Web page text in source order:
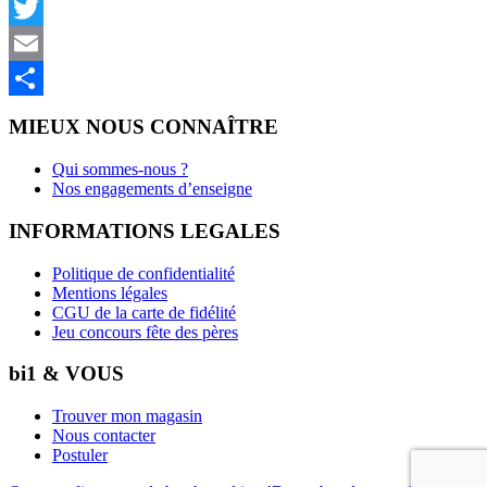
Facebook
Twitter
Email
MIEUX NOUS CONNAÎTRE
Qui sommes-nous ?
Nos engagements d’enseigne
INFORMATIONS LEGALES
Politique de confidentialité
Mentions légales
CGU de la carte de fidélité
Jeu concours fête des pères
bi1 & VOUS
Trouver mon magasin
Nous contacter
Postuler